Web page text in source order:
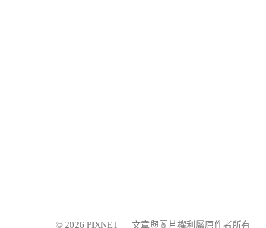
© 2026 PIXNET 文章與圖片權利屬原作者所有